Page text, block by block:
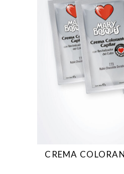
CREMA